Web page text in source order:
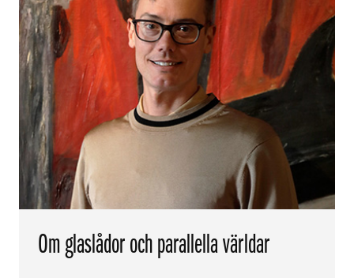
Om glaslådor och parallella världar